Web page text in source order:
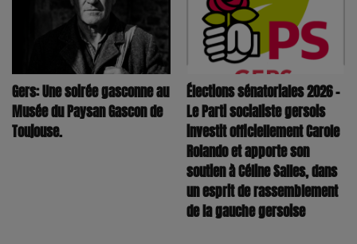
Gers: Une soirée gasconne au
Musée du Paysan Gascon de
Toujouse.
Élections sénatoriales 2026 –
Le Parti socialiste gersois
investit officiellement Carole
Rolando et apporte son
soutien à Céline Salles, dans
un esprit de rassemblement
de la gauche gersoise